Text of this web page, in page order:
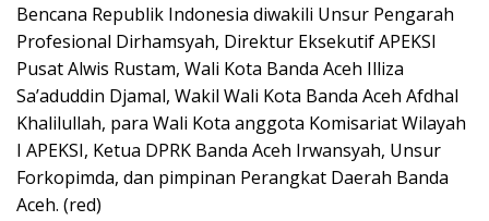
Bencana Republik Indonesia diwakili Unsur Pengarah
Profesional Dirhamsyah, Direktur Eksekutif APEKSI
Pusat Alwis Rustam, Wali Kota Banda Aceh Illiza
Sa’aduddin Djamal, Wakil Wali Kota Banda Aceh Afdhal
Khalilullah, para Wali Kota anggota Komisariat Wilayah
I APEKSI, Ketua DPRK Banda Aceh Irwansyah, Unsur
Forkopimda, dan pimpinan Perangkat Daerah Banda
Aceh. (red)